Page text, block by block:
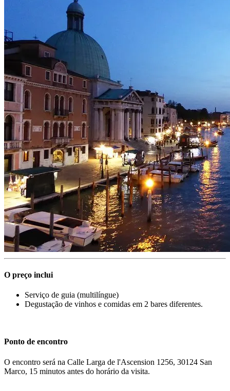
O preço inclui
Serviço de guia (multilíngue)
Degustação de vinhos e comidas em 2 bares diferentes.
Ponto de encontro
O encontro será na Calle Larga de l'Ascension 1256, 30124 San
Marco, 15 minutos antes do horário da visita.